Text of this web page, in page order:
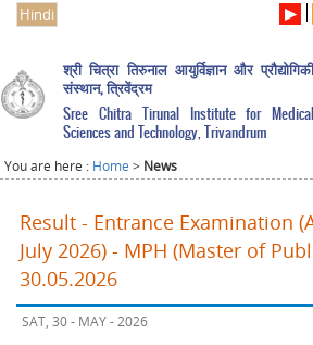
Hindi
श्री चित्रा तिरुनाल आयुर्विज्ञान और
संस्थान, त्रिवेंद्रम
Sree Chitra Tirunal Institute for Medical
Sciences and Technology, Trivandrum
You are here : Home > News
Result - Entrance Examination
July 2026) - MPH (Master of
30.05.2026
SAT, 30 - MAY - 2026